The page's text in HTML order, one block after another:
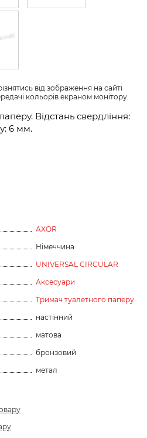
від зображення на сайті
кольорів екраном монітору.
Відстань свердління:
6 мм.
AXOR
Німеччина
UNIVERSAL CIRCULAR
Аксесуари
Тримач туалетного паперу
настінний
матова
бронзовий
метал